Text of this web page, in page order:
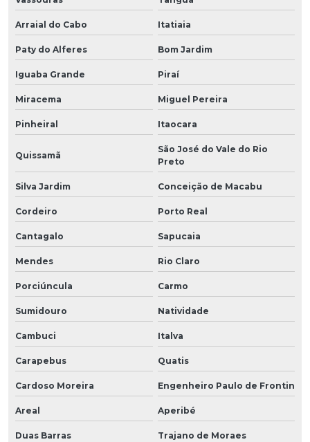
Arraial do Cabo Itatiaia
Paty do Alferes Bom Jardim
Iguaba Grande Piraí
Miracema Miguel Pereira
Pinheiral Itaocara
Quissamã
São José do Vale do Rio
Preto
Silva Jardim Conceição de Macabu
Cordeiro Porto Real
Cantagalo Sapucaia
Mendes Rio Claro
Porciúncula Carmo
Sumidouro Natividade
Cambuci Italva
Carapebus Quatis
Cardoso Moreira Engenheiro Paulo de Frontin
Areal Aperibé
Duas Barras Trajano de Moraes